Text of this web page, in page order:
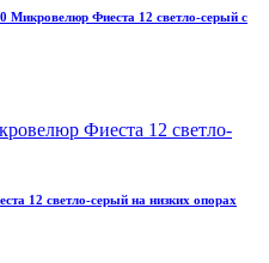
Микровелюр Фиеста 12 светло-серый с
12 светло-серый на низких опорах